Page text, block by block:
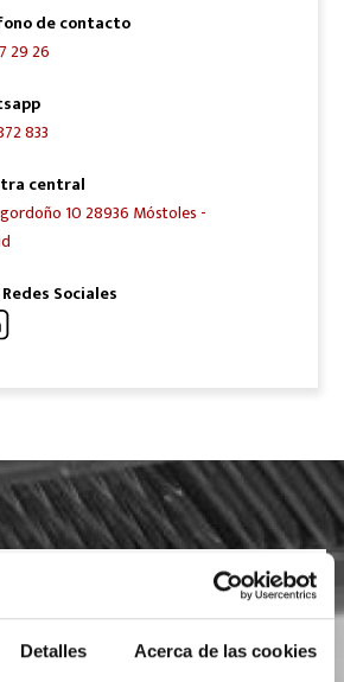
Detalles Acerca de las cookies
de contacto
29 26
833
central
10 28936 Móstoles -
Sociales
INFORMACIÓN